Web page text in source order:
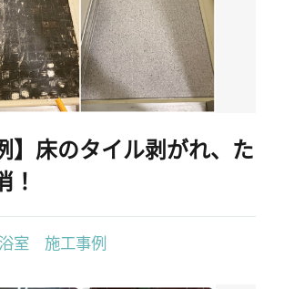
会社情報
採用情報
協力業者募集
】床のタイル剥がれ、た
！
浴室 施工事例